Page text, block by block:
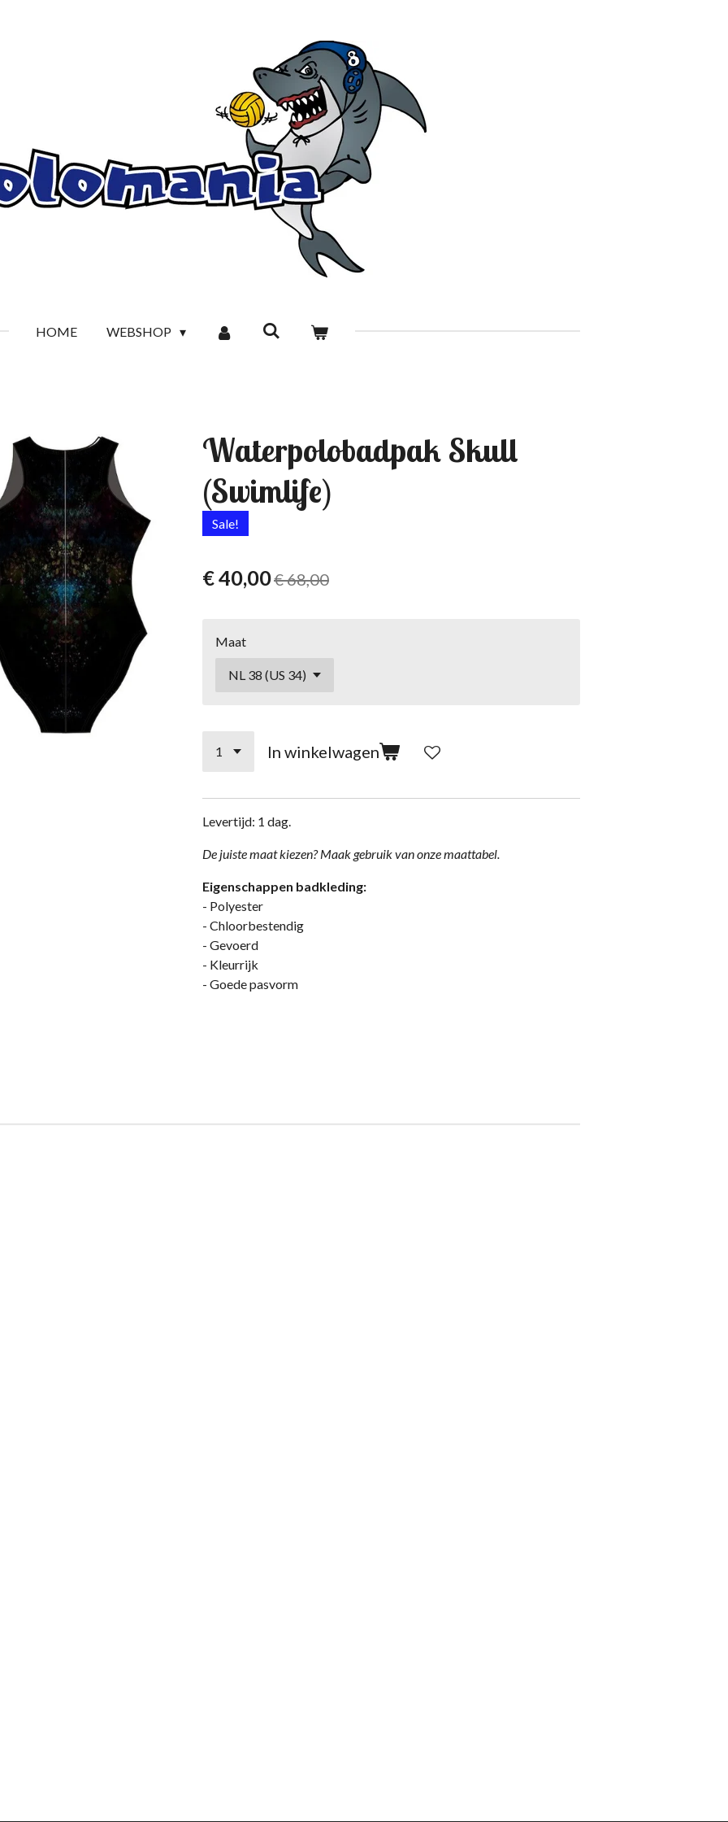
HOME WEBSHOP
Waterpolobadpak Skull
(Swimlife)
Sale!
€ 40,00€ 68,00
Maat
In winkelwagen
Levertijd: 1 dag.
De juiste maat kiezen? Maak gebruik van onze maattabel.
Eigenschappen badkleding:
- Polyester
- Chloorbestendig
- Gevoerd
- Kleurrijk
- Goede pasvorm